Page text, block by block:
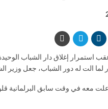
استمرار إغلاق دار الشباب
لما الت له دور الشباب، جعل وزير
معه في وقت سابق البرلمانية